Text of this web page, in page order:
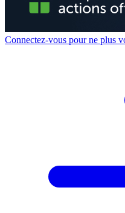
Connectez-vous pour ne plus